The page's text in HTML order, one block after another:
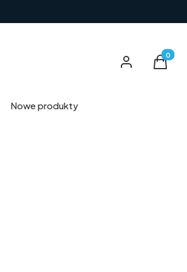
Zaloguj sięKoszyk
Nowe produkty